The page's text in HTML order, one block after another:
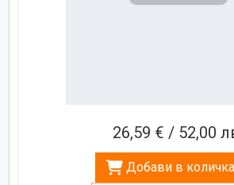
26,59 € / 52,00
Добави в